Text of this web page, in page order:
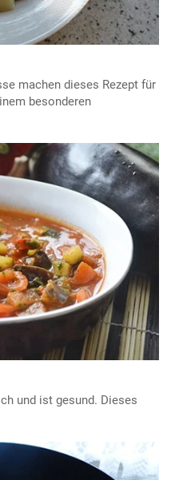
machen dieses Rezept für
besonderen
und ist gesund. Dieses